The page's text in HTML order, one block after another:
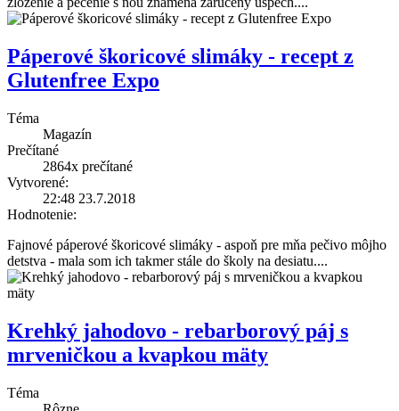
Páperové škoricové slimáky - recept z
Glutenfree Expo
Téma
Magazín
Prečítané
2864x prečítané
Vytvorené:
22:48 23.7.2018
Hodnotenie:
Fajnové páperové škoricové slimáky - aspoň pre mňa pečivo môjho
detstva - mala som ich takmer stále do školy na desiatu....
Krehký jahodovo - rebarborový páj s
mrveničkou a kvapkou mäty
Téma